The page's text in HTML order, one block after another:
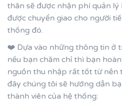
thân sẽ được nhận phí quản lý
được chuyển giao cho người
thống đó.
❤️ Dựa vào những thông tin ở
nếu bạn chăm chỉ thì bạn
nguồn thu nhập rất tốt từ nền
đây chúng tôi sẽ hướng dẫn
thành viên của hệ thống: